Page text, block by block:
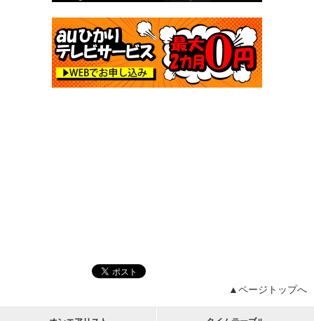
▲ページトップへ